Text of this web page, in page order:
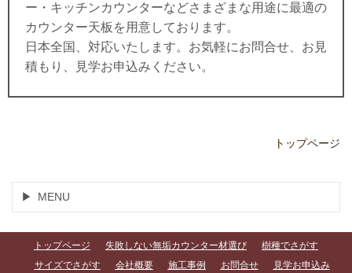
ー・キッチンカウンターなどさまざまな用途に最適の
カウンター天板を用意しております。
日本全国、対応いたします。お気軽にお問合せ、お見
積もり、見学お申込みください。
トップページ
MENU
トップページ 失敗しない無垢カウンター材選び
樹種でさがす
サイズでさがす
会社概要 施工事例 お問合せ 見学お申込み